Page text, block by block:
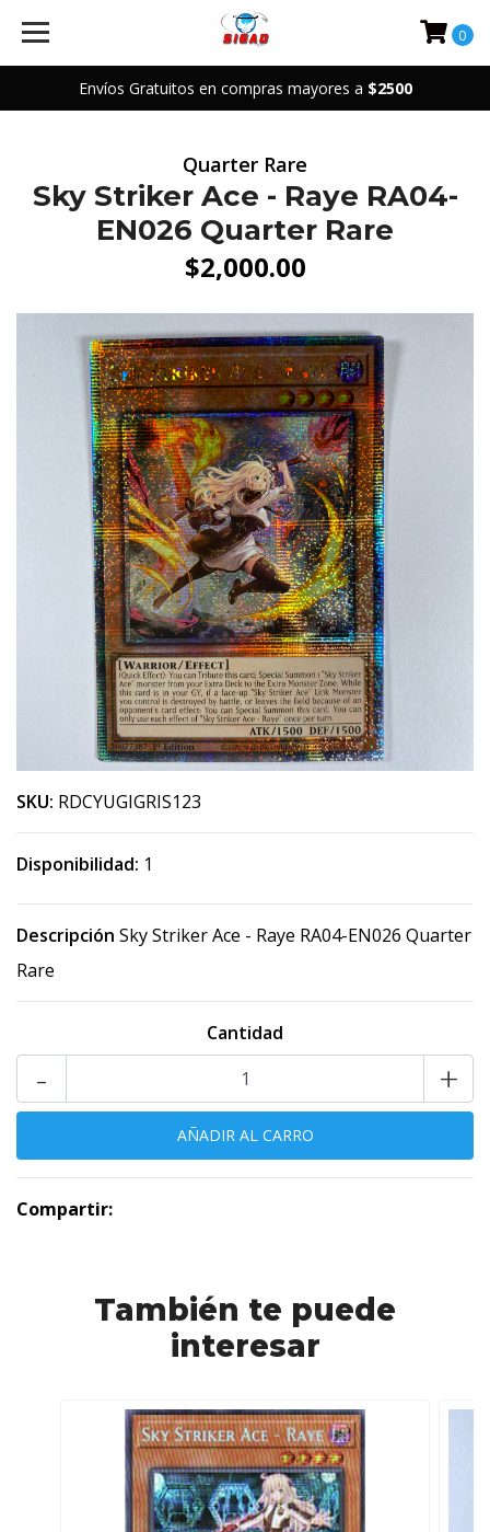
Envíos Gratuitos en compras mayores a $2500
0
Quarter Rare
Sky Striker Ace - Raye RA04-
EN026 Quarter Rare
$2,000.00
SKU: RDCYUGIGRIS123
Disponibilidad: 1
Descripción Sky Striker Ace - Raye RA04-EN026 Quarter
Rare
Cantidad
+
-
Compartir:
También te puede
interesar